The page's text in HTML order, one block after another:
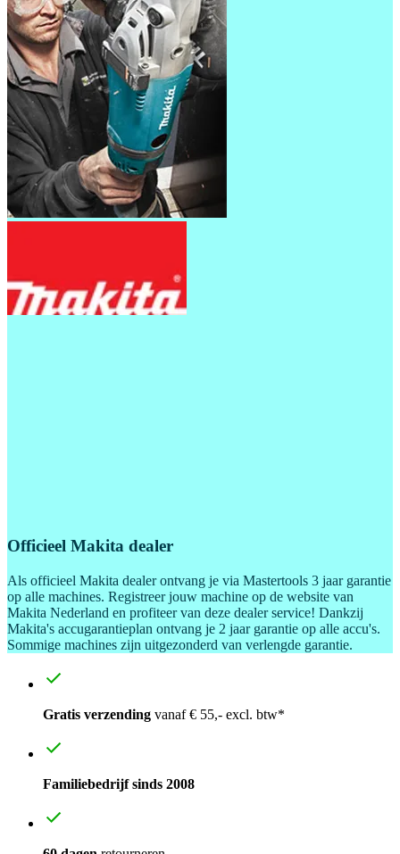
Officieel Makita dealer
Als officieel Makita dealer ontvang je via Mastertools 3 jaar garantie
op alle machines. Registreer jouw machine op de website van
Makita Nederland en profiteer van deze dealer service! Dankzij
Makita's accugarantieplan ontvang je 2 jaar garantie op alle accu's.
Sommige machines zijn uitgezonderd van verlengde garantie.
Gratis verzending vanaf € 55,- excl. btw*
Familiebedrijf sinds 2008